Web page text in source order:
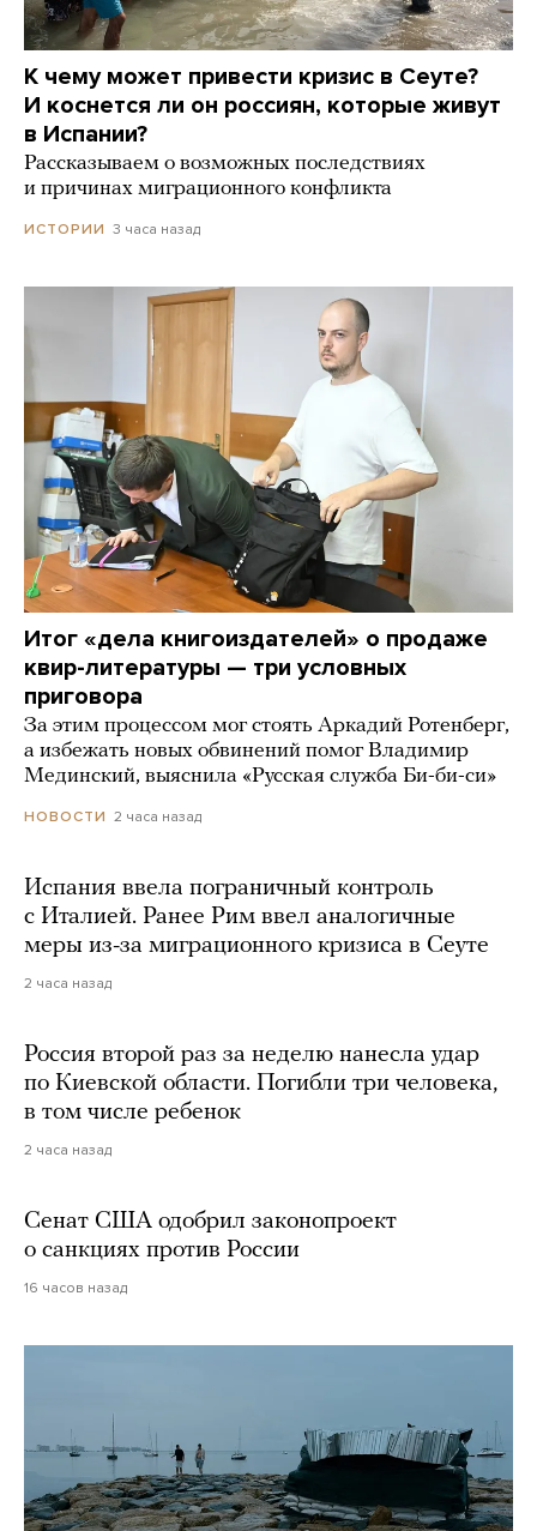
К чему может привести кризис в Сеуте?
И коснется ли он россиян, которые живут
в Испании?
Рассказываем о возможных последствиях
и причинах миграционного конфликта
ИСТОРИИ 3 часа назад
Итог «дела книгоиздателей» о продаже
квир-литературы — три условных
приговора
За этим процессом мог стоять Аркадий Ротенберг,
а избежать новых обвинений помог Владимир
Мединский, выяснила «Русская служба Би-би-си»
НОВОСТИ 2 часа назад
Испания ввела пограничный контроль
с Италией. Ранее Рим ввел аналогичные
меры из-за миграционного кризиса в Сеуте
2 часа назад
Россия второй раз за неделю нанесла удар
по Киевской области. Погибли три человека,
в том числе ребенок
2 часа назад
Сенат США одобрил законопроект
о санкциях против России
16 часов назад